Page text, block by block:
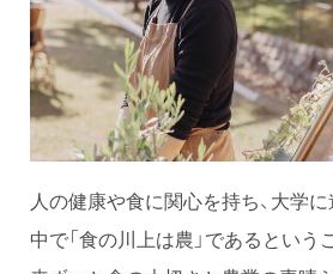
人の健康や食に関心を持ち、大学
中で「食の川上は農」であるという